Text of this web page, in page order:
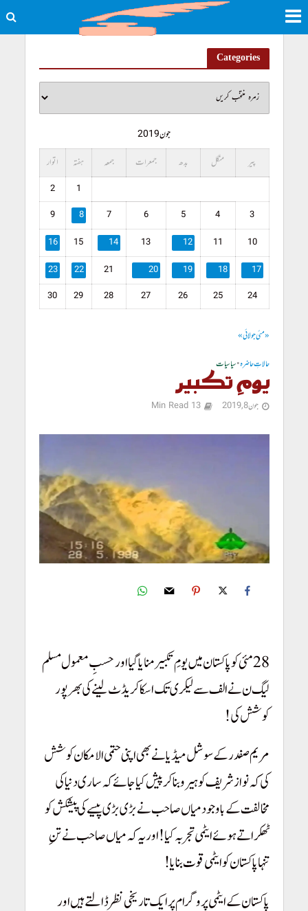
Categories
جون 2019
پیر
منگل بدھ جمعرات جمعہ ہفتہ اتوار
1
2
3
4
5
6
7
8
9
10
11
12
13
14
15
16
17
18
19
20
21
22
23
24
25
26
27
28
29
30
« مئیجولائی »
حالاتِ حاضرہ•سیاسیات
یومِ تکبیر
جون 8, 2019 13 Min Read
28 مئی کو پاکستان میں یومِ تکبیر منایا گیا اور حسبِ معمول مسلم
لیگ ن نے الف سے لیکر ی تک اسکا کریڈٹ لینے کی بھرپور
کوشش کی!
مریم صفدر کے سوشل میڈیا نے بھی اپنی حتمی الامکان کوشش
کی کہ نوازشریف کو ہیرو بنا کر پیش کیا جائے کہ ساری دنیا کی
مخالفت کے باوجود میاں صاحب نے بڑی بڑی پیسے کی پیشکش کو
ٹھکراتے ہوئے ایٹمی تجربہ کیا! اور یہ کہ میاں صاحب نے تنِ
تنہا پاکستان کو ایٹمی قوت بنایا!
پاکستان کے ایٹمی پروگرام پر ایک تاریخی نظر ڈالتے ہیں اور